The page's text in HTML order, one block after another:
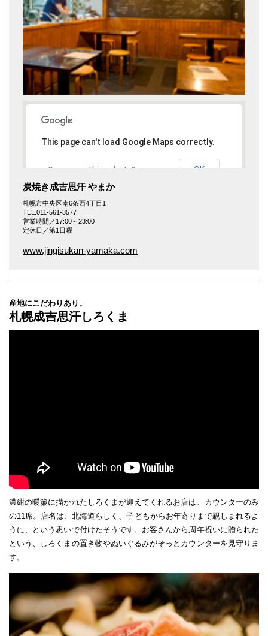
This page can't load Google Maps correctly.
Do you own this website? OK
炭焼き成吉思汗 やまか
札幌市中央区南6条西4丁目1
TEL.011-561-3577
営業時間／17:00～23:00
定休日／第1日曜
www.jingisukan-yamaka.com
産地にこだわりあり。
札幌成吉思汗しろくま
濃紺の暖簾に描かれたしろくまが迎えてくれるお店は、カウンターのみ
の11席。店名は、北海道らしく、子どもからお年寄りまで親しまれるよ
うに、という思いで付けたそうです。お客さんから周年祝いに贈られた
という、しろくまの置き物やぬいぐるみがそっとカウンターを見守りま
す。